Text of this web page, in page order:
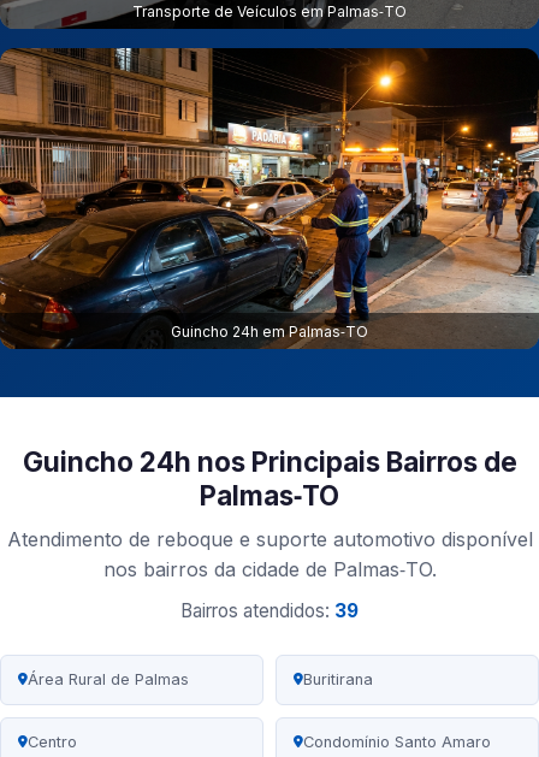
Transporte de Veículos em Palmas‑TO
Guincho 24h em Palmas‑TO
Guincho 24h nos Principais Bairros de
Palmas‑TO
Atendimento de reboque e suporte automotivo disponível
nos bairros da cidade de Palmas‑TO.
Bairros atendidos: 39
Área Rural de Palmas Buritirana
Centro Condomínio Santo Amaro